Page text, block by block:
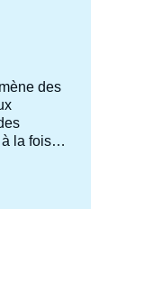
des
la fois
de
de